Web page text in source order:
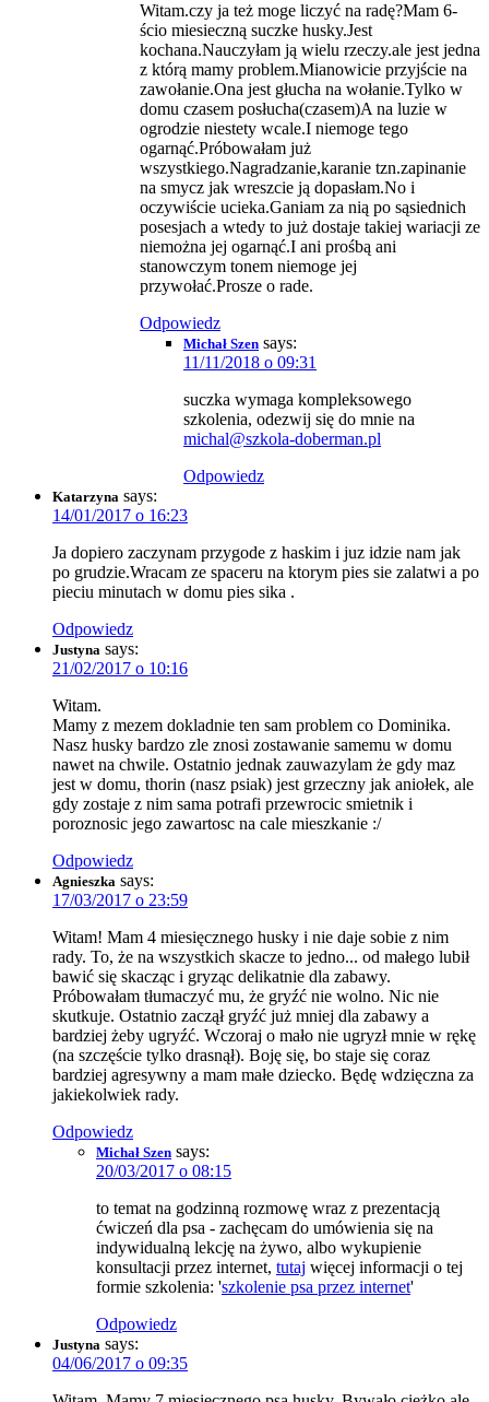
Witam.czy ja też moge liczyć na radę?Mam 6-
ścio miesieczną suczke husky.Jest
kochana.Nauczyłam ją wielu rzeczy.ale jest jedna
z którą mamy problem.Mianowicie przyjście na
zawołanie.Ona jest głucha na wołanie.Tylko w
domu czasem posłucha(czasem)A na luzie w
ogrodzie niestety wcale.I niemoge tego
ogarnąć.Próbowałam już
wszystkiego.Nagradzanie,karanie tzn.zapinanie
na smycz jak wreszcie ją dopasłam.No i
oczywiście ucieka.Ganiam za nią po sąsiednich
posesjach a wtedy to już dostaje takiej wariacji ze
niemożna jej ogarnąć.I ani prośbą ani
stanowczym tonem niemoge jej
przywołać.Prosze o rade.
Odpowiedz
Michał Szen says:
11/11/2018 o 09:31
suczka wymaga kompleksowego
szkolenia, odezwij się do mnie na
michal@szkola-doberman.pl
Odpowiedz
Katarzyna says:
14/01/2017 o 16:23
Ja dopiero zaczynam przygode z haskim i juz idzie nam jak
po grudzie.Wracam ze spaceru na ktorym pies sie zalatwi a po
pieciu minutach w domu pies sika .
Odpowiedz
Justyna says:
21/02/2017 o 10:16
Witam.
Mamy z mezem dokladnie ten sam problem co Dominika.
Nasz husky bardzo zle znosi zostawanie samemu w domu
nawet na chwile. Ostatnio jednak zauwazylam że gdy maz
jest w domu, thorin (nasz psiak) jest grzeczny jak aniołek, ale
gdy zostaje z nim sama potrafi przewrocic smietnik i
poroznosic jego zawartosc na cale mieszkanie :/
Odpowiedz
Agnieszka says:
17/03/2017 o 23:59
Witam! Mam 4 miesięcznego husky i nie daje sobie z nim
rady. To, że na wszystkich skacze to jedno... od małego lubił
bawić się skacząc i gryząc delikatnie dla zabawy.
Próbowałam tłumaczyć mu, że gryźć nie wolno. Nic nie
skutkuje. Ostatnio zaczął gryźć już mniej dla zabawy a
bardziej żeby ugryźć. Wczoraj o mało nie ugryzł mnie w rękę
(na szczęście tylko drasnął). Boję się, bo staje się coraz
bardziej agresywny a mam małe dziecko. Będę wdzięczna za
jakiekolwiek rady.
Odpowiedz
Michał Szen says:
20/03/2017 o 08:15
to temat na godzinną rozmowę wraz z prezentacją
ćwiczeń dla psa - zachęcam do umówienia się na
indywidualną lekcję na żywo, albo wykupienie
konsultacji przez internet, tutaj więcej informacji o tej
formie szkolenia: 'szkolenie psa przez internet'
Odpowiedz
Justyna says:
04/06/2017 o 09:35